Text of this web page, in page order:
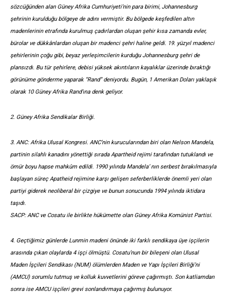
sözcüğünden alan Güney Afrika Cumhuriyeti’nin para birimi, Johannesburg
şehrinin kurulduğu bölgeye de adını vermiştir. Bu bölgede keşfedilen altın
madenlerinin etrafında kurulmuş çadırlardan oluşan şehir kısa zamanda evler,
bürolar ve dükkânlardan oluşan bir madenci şehri haline geldi. 19. yüzyıl madenci
şehirlerinin çoğu gibi, beyaz yerleşimcilerin kurduğu Johannesburg şehri de
plansızdı. Bu tür şehirlere, debisi yüksek akıntıların kayalıklar üzerinde bıraktığı
görünüme gönderme yaparak “Rand” deniyordu. Bugün, 1 Amerikan Doları yaklaşık
olarak 10 Güney Afrika Rand’ına denk geliyor.
2. Güney Afrika Sendikalar Birliği.
3. ANC: Afrika Ulusal Kongresi. ANC’nin kurucularından biri olan Nelson Mandela,
partinin silahlı kanadını yönettiği sırada Apartheid rejimi tarafından tutuklandı ve
ömür boyu hapse mahkûm edildi. 1990 yılında Mandela’ nın serbest bırakılmasıyla
başlayan süreç Apatheid rejimine karşı gelişen seferberliklerde önemli yeri olan
partiyi giderek neoliberal bir çizgiye ve bunun sonucunda 1994 yılında iktidara
taşıdı.
SACP: ANC ve Cosatu ile birlikte hükümette olan Güney Afrika Komünist Partisi.
4. Geçtiğimiz günlerde Lunmin madeni önünde iki farklı sendikaya üye işçilerin
arasında çıkan olaylarda 4 işçi ölmüştü. Cosatu’nun bir bileşeni olan Ulusal
Maden İşçileri Sendikası (NUM) ölümlerden Maden ve Yapı İşçileri Birliği’ni
(AMCU) sorumlu tutmuş ve kolluk kuvvetlerini göreve çağırmıştı. Son katliamdan
sonra ise AMCU işçileri grevi sonlandırmaya çağırmış bulunuyor.